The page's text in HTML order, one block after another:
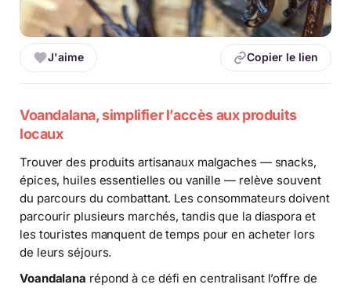
J'aime Copier le lien
Voandalana, simplifier l’accès aux produits
locaux
Trouver des produits artisanaux malgaches — snacks,
épices, huiles essentielles ou vanille — relève souvent
du parcours du combattant. Les consommateurs doivent
parcourir plusieurs marchés, tandis que la diaspora et
les touristes manquent de temps pour en acheter lors
de leurs séjours.
Voandalana répond à ce défi en centralisant l’offre de